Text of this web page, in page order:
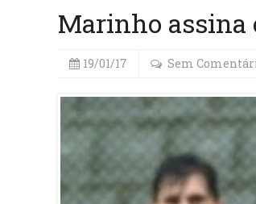
Marinho
19/01/17 Sem